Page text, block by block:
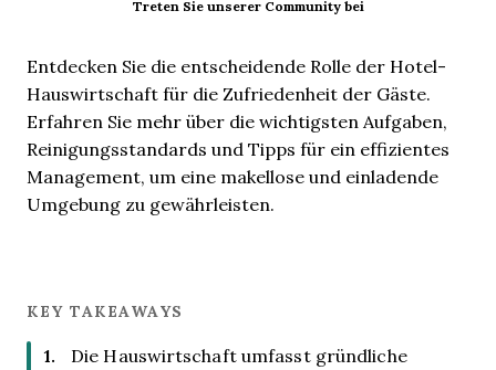
Treten Sie unserer Community bei
Entdecken Sie die entscheidende Rolle der Hotel-
Hauswirtschaft für die Zufriedenheit der Gäste.
Erfahren Sie mehr über die wichtigsten Aufgaben,
Reinigungsstandards und Tipps für ein effizientes
Management, um eine makellose und einladende
Umgebung zu gewährleisten.
KEY TAKEAWAYS
Die Hauswirtschaft umfasst gründliche